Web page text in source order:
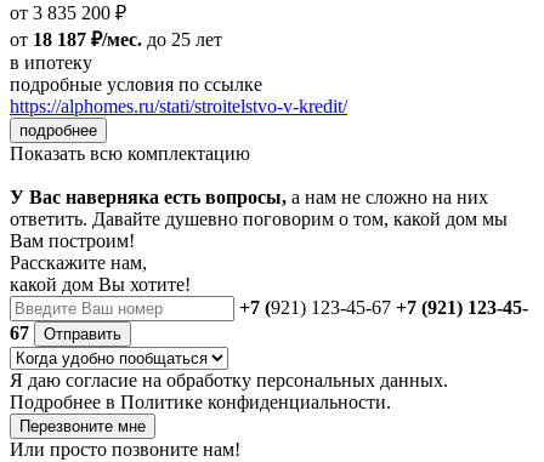
от 3 835 200 ₽
от 18 187 ₽/мес. до 25 лет
в ипотеку
подробные условия по ссылке
https://alphomes.ru/stati/stroitelstvo-v-kredit/
подробнее
Показать всю комплектацию
У Вас наверняка есть вопросы, а нам не сложно на них
ответить. Давайте душевно поговорим о том, какой дом мы
Вам построим!
Расскажите нам,
какой дом Вы хотите!
+7 (921) 123-45-67 +7 (921) 123-45-
67
Отправить
Я даю согласие на обработку персональных данных.
Подробнее в Политике конфиденциальности.
Перезвоните мне
Или просто позвоните нам!